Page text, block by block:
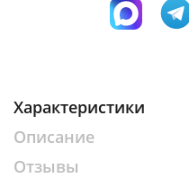
Характеристики
Описание
Отзывы